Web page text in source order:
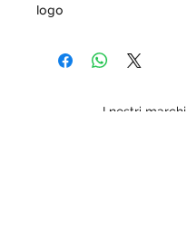
logo
I nostri marchi